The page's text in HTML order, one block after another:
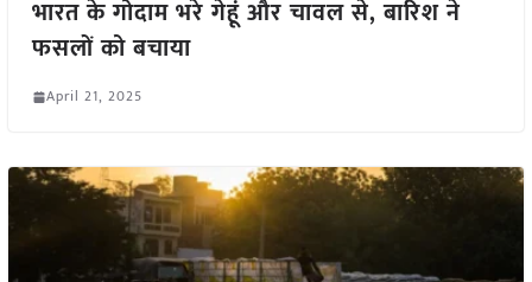
भारत के गोदाम भरे गेहूं और चावल से, बारिश ने
फसलों को बचाया
April 21, 2025